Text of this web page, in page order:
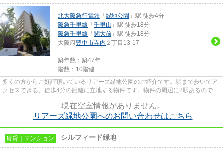
北大阪急行電鉄 「 緑地公園 」駅 徒歩4分
阪急千里線 「 千里山 」駅 徒歩18分
阪急千里線 「 関大前 」駅 徒歩18分
大阪府豊中市寺内 ２丁目13-17
-
築年数：築47年
階数：10階建
多くの方からご好評頂いているリアーズ緑地公園のご紹介です。駅まで歩いてア
クセスできる、徒歩4分の距離に立地する物件です。物件の周辺に2駅あるので移
現在空室情報がありません。
リアーズ緑地公園へのお問い合わせはこちら
賃貸｜マンション シルフィード緑地